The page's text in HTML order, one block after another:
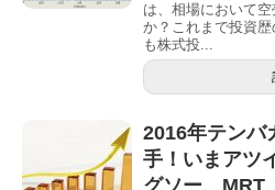
は、相場において
か？これまで投資
も株式投...
2016年テンバ
手！いまアツ